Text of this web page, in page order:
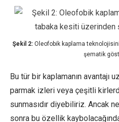
Şekil 2: Oleofobik kaplama
şematik
Bu tür bir kaplamanın avantajı
parmak izleri veya çeşitli
sunmasıdır diyebiliriz. Ancak
sonra bu özellik